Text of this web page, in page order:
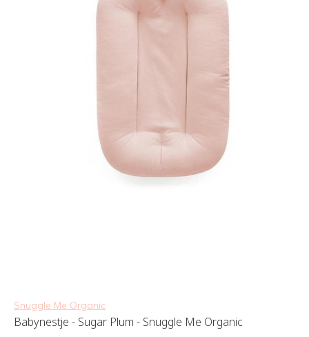
Snuggle Me Organic
Babynestje - Sugar Plum - Snuggle Me Organic